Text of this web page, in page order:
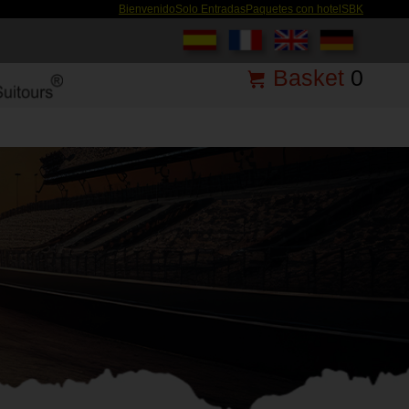
BienvenidoSolo Entradas Paquetes con hotel SBK
Basket 0